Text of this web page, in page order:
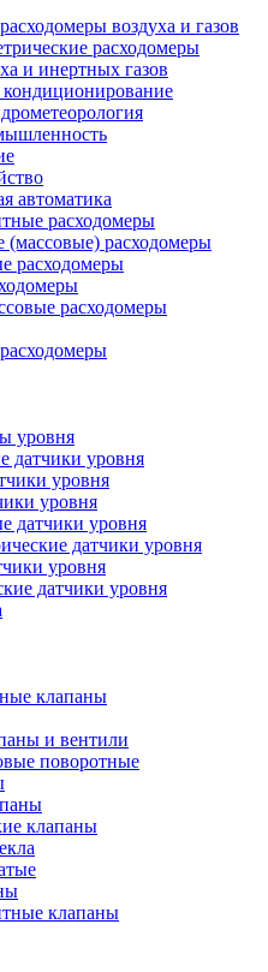
воздуха и газов
расходомеры
и инертных газов
автоматика
расходомеры
(массовые) расходомеры
расходомеры
расходомеры
уровня
датчики уровня
уровня
уровня
датчики уровня
датчики уровня
уровня
датчики уровня
клапаны
и вентили
поворотные
клапаны
клапаны